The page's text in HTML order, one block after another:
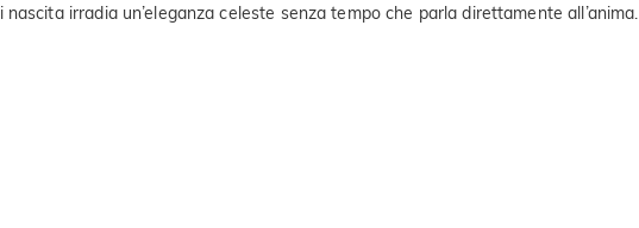
irradia un’eleganza celeste senza tempo che parla direttamente all’anima.